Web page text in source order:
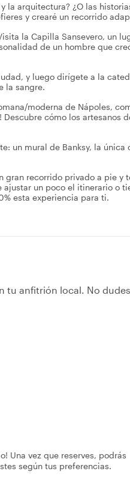
la arquitectura? ¿O las
y crearé un recorrido
la Capilla Sansevero, un
de un hombre que
y luego dirígete a la
la sangre.
moderna de Nápoles,
cómo los artesanos
un mural de Banksy, la única
gran recorrido privado a pie y
un poco el itinerario o
esta experiencia para ti.
tu anfitrión local. No
Una vez que reserves, podrás
según tus preferencias.